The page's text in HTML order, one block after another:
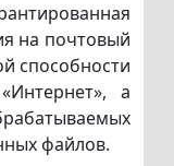
на почтовый
способности
а
файлов.